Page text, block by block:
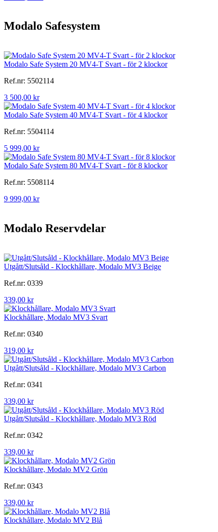
Modalo Safesystem
Modalo Safe System 20 MV4-T Svart - för 2 klockor
Ref.nr: 5502114
3 500,00 kr
Modalo Safe System 40 MV4-T Svart - för 4 klockor
Ref.nr: 5504114
5 999,00 kr
Modalo Safe System 80 MV4-T Svart - för 8 klockor
Ref.nr: 5508114
9 999,00 kr
Modalo Reservdelar
Utgått/Slutsåld - Klockhållare, Modalo MV3 Beige
Ref.nr: 0339
339,00 kr
Klockhållare, Modalo MV3 Svart
Ref.nr: 0340
319,00 kr
Utgått/Slutsåld - Klockhållare, Modalo MV3 Carbon
Ref.nr: 0341
339,00 kr
Utgått/Slutsåld - Klockhållare, Modalo MV3 Röd
Ref.nr: 0342
339,00 kr
Klockhållare, Modalo MV2 Grön
Ref.nr: 0343
339,00 kr
Klockhållare, Modalo MV2 Blå